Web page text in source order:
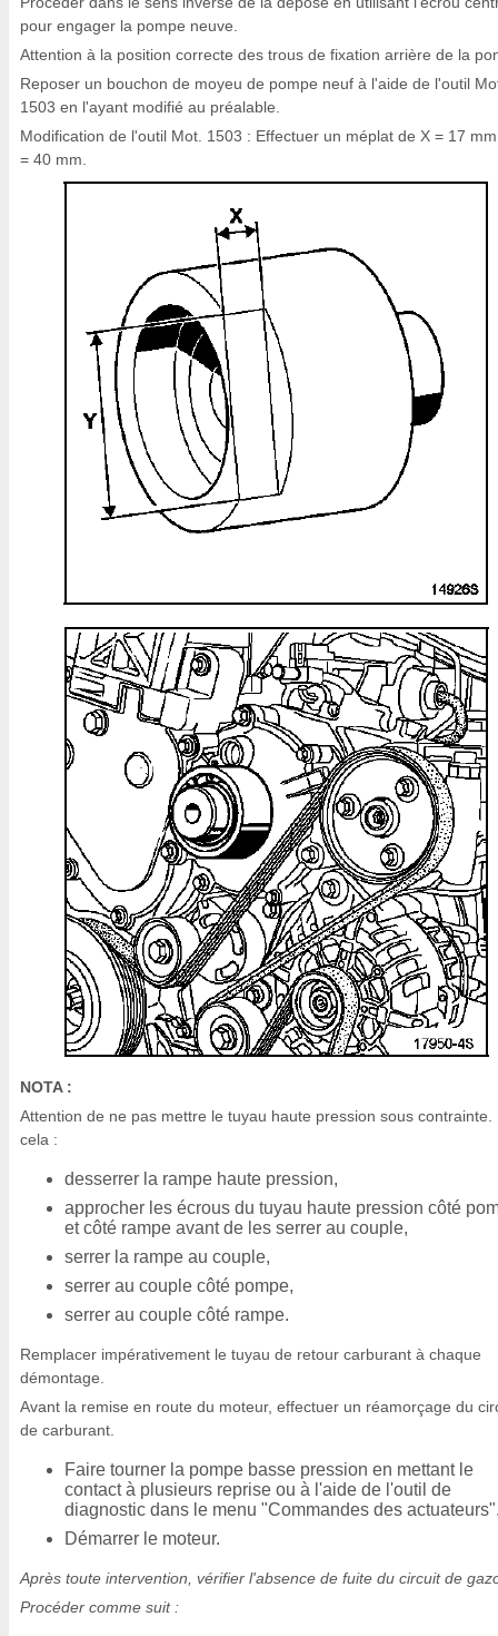
pour engager la pompe neuve.
Attention à la position correcte des trous de fixation arrière de la
Reposer un bouchon de moyeu de pompe neuf à l'aide de l'outil
1503 en l'ayant modifié au préalable.
Modification de l'outil Mot. 1503 : Effectuer un méplat de X = 17
= 40 mm.
NOTA :
Attention de ne pas mettre le tuyau haute pression sous contrainte.
cela :
desserrer la rampe haute pression,
approcher les écrous du tuyau haute pression côté
et côté rampe avant de les serrer au couple,
serrer la rampe au couple,
serrer au couple côté pompe,
serrer au couple côté rampe.
Remplacer impérativement le tuyau de retour carburant à chaque
démontage.
Avant la remise en route du moteur, effectuer un réamorçage du
de carburant.
Faire tourner la pompe basse pression en mettant le
contact à plusieurs reprise ou à l'aide de l'outil de
diagnostic dans le menu "Commandes des
Démarrer le moteur.
Après toute intervention, vérifier l'absence de fuite du circuit de
Procéder comme suit :